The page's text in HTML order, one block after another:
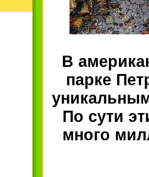
В
парке
По сути
много